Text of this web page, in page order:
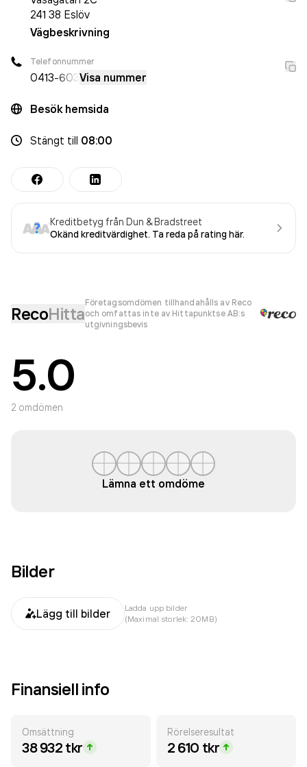
241 38 Eslöv
Vägbeskrivning
Telefonnummer
0413-603Visa nummer
Besök hemsida
Stängt till 08:00
Kreditbetyg från Dun & Bradstreet
Okänd kreditvärdighet. Ta reda på rating här.
RecoHitta
Företagsomdömen tillhandahålls av Reco
och omfattas inte av Hittapunktse AB:s
utgivningsbevis
5.0
2 omdömen
Lämna ett omdöme
Bilder
Lägg till bilder
Ladda upp bilder
(Maximal storlek: 20MB)
Finansiell info
Omsättning
38 932 tkr
Rörelseresultat
2 610 tkr